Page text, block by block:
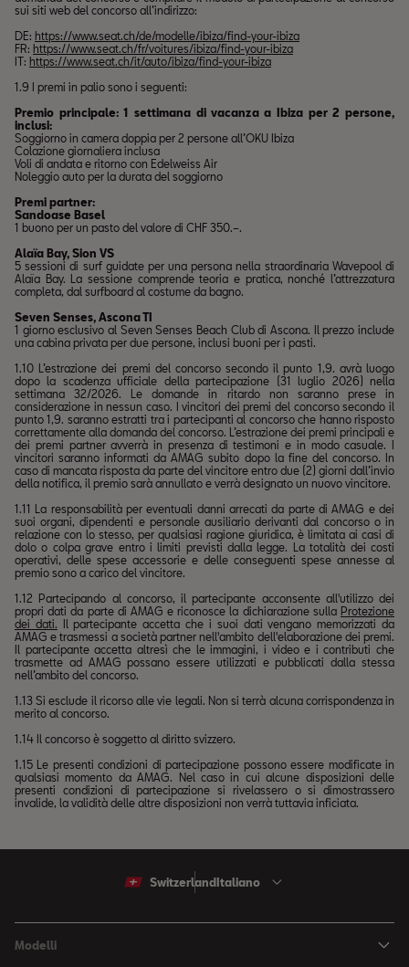
sui siti web del concorso all’indirizzo:
DE: https://www.seat.ch/de/modelle/ibiza/find-your-ibiza
FR: https://www.seat.ch/fr/voitures/ibiza/find-your-ibiza
IT: https://www.seat.ch/it/auto/ibiza/find-your-ibiza
1.9 I premi in palio sono i seguenti:
Premio principale: 1 settimana di vacanza a Ibiza per 2 persone,
inclusi:
Soggiorno in camera doppia per 2 persone all’OKU Ibiza
Colazione giornaliera inclusa
Voli di andata e ritorno con Edelweiss Air
Noleggio auto per la durata del soggiorno
Premi partner:
Sandoase Basel
1 buono per un pasto del valore di CHF 350.–.
Alaïa Bay, Sion VS
5 sessioni di surf guidate per una persona nella straordinaria Wavepool di
Alaïa Bay. La sessione comprende teoria e pratica, nonché l’attrezzatura
completa, dal surfboard al costume da bagno.
Seven Senses, Ascona TI
1 giorno esclusivo al Seven Senses Beach Club di Ascona. Il prezzo include
una cabina privata per due persone, inclusi buoni per i pasti.
1.10 L’estrazione dei premi del concorso secondo il punto 1,9. avrà luogo
dopo la scadenza ufficiale della partecipazione (31 luglio 2026) nella
settimana 32/2026. Le domande in ritardo non saranno prese in
considerazione in nessun caso. I vincitori dei premi del concorso secondo il
punto 1,9. saranno estratti tra i partecipanti al concorso che hanno risposto
correttamente alla domanda del concorso. L’estrazione dei premi principali e
dei premi partner avverrà in presenza di testimoni e in modo casuale. I
vincitori saranno informati da AMAG subito dopo la fine del concorso. In
caso di mancata risposta da parte del vincitore entro due (2) giorni dall’invio
della notifica, il premio sarà annullato e verrà designato un nuovo vincitore.
1.11 La responsabilità per eventuali danni arrecati da parte di AMAG e dei
suoi organi, dipendenti e personale ausiliario derivanti dal concorso o in
relazione con lo stesso, per qualsiasi ragione giuridica, è limitata ai casi di
dolo o colpa grave entro i limiti previsti dalla legge. La totalità dei costi
operativi, delle spese accessorie e delle conseguenti spese annesse al
premio sono a carico del vincitore.
1.12 Partecipando al concorso, il partecipante acconsente all'utilizzo dei
propri dati da parte di AMAG e riconosce la dichiarazione sulla Protezione
dei dati. Il partecipante accetta che i suoi dati vengano memorizzati da
AMAG e trasmessi a società partner nell'ambito dell'elaborazione dei premi.
Il partecipante accetta altresì che le immagini, i video e i contributi che
trasmette ad AMAG possano essere utilizzati e pubblicati dalla stessa
nell’ambito del concorso.
1.13 Si esclude il ricorso alle vie legali. Non si terrà alcuna corrispondenza in
merito al concorso.
1.14 Il concorso è soggetto al diritto svizzero.
1.15 Le presenti condizioni di partecipazione possono essere modificate in
qualsiasi momento da AMAG. Nel caso in cui alcune disposizioni delle
presenti condizioni di partecipazione si rivelassero o si dimostrassero
invalide, la validità delle altre disposizioni non verrà tuttavia inficiata.
Switzerland Italiano
Modelli